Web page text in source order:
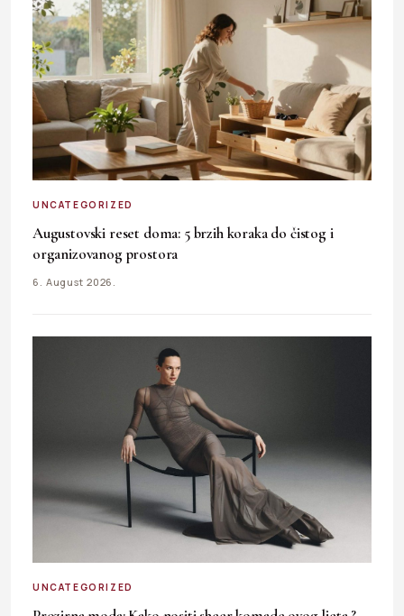
UNCATEGORIZED
Augustovski reset doma: 5 brzih koraka do čistog i
organizovanog prostora
6. August 2026.
UNCATEGORIZED